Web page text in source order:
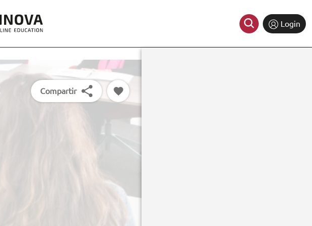
Login
Compartir